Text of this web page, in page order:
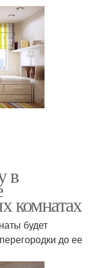
в
комнатах
будет
до ее